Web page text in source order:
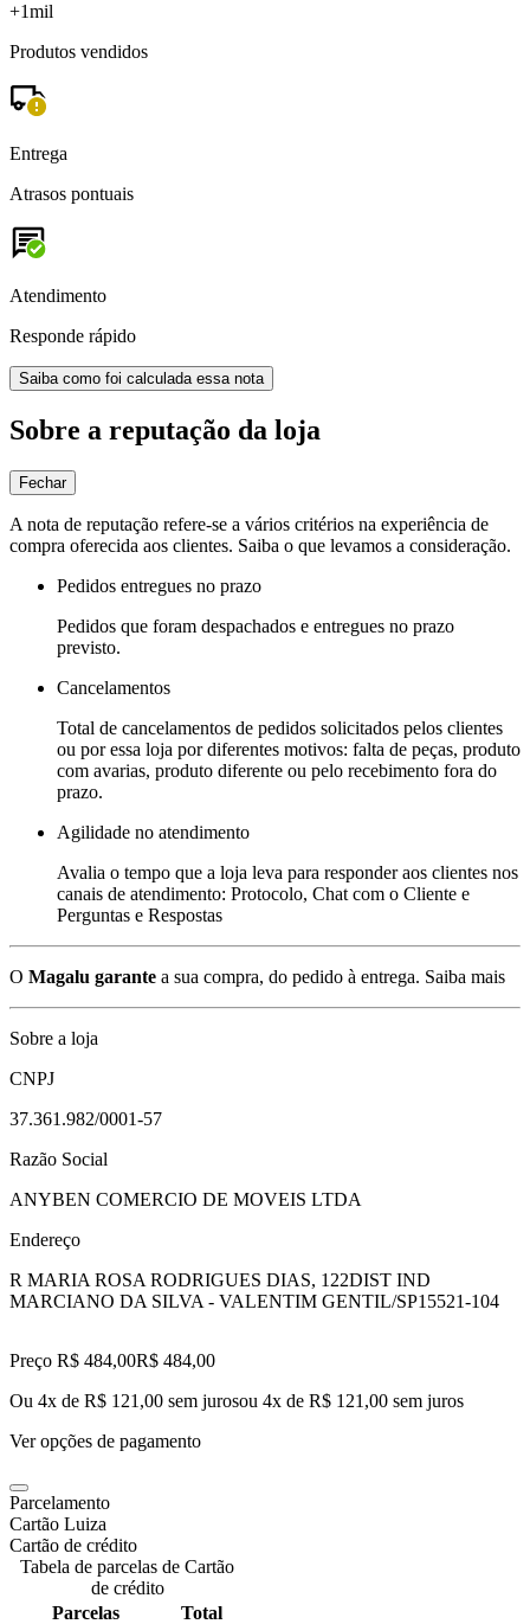
+1mil
Produtos vendidos
Entrega
Atrasos pontuais
Atendimento
Responde rápido
Saiba como foi calculada essa nota
Sobre a reputação da loja
Fechar
A nota de reputação refere-se a vários critérios na experiência de
compra oferecida aos clientes. Saiba o que levamos a consideração.
Pedidos entregues no prazo
Pedidos que foram despachados e entregues no prazo
previsto.
Cancelamentos
Total de cancelamentos de pedidos solicitados pelos clientes
ou por essa loja por diferentes motivos: falta de peças, produto
com avarias, produto diferente ou pelo recebimento fora do
prazo.
Agilidade no atendimento
Avalia o tempo que a loja leva para responder aos clientes nos
canais de atendimento: Protocolo, Chat com o Cliente e
Perguntas e Respostas
O Magalu garante a sua compra, do pedido à entrega. Saiba mais
Sobre a loja
CNPJ
37.361.982/0001-57
Razão Social
ANYBEN COMERCIO DE MOVEIS LTDA
Endereço
R MARIA ROSA RODRIGUES DIAS, 122DIST IND
MARCIANO DA SILVA - VALENTIM GENTIL/SP15521-104
Preço R$ 484,00R$ 484,00
Ou 4x de R$ 121,00 sem jurosou 4x de R$ 121,00 sem juros
Ver opções de pagamento
Parcelamento
Cartão Luiza
Cartão de crédito
Tabela de parcelas de Cartão
de crédito
Parcelas
Total